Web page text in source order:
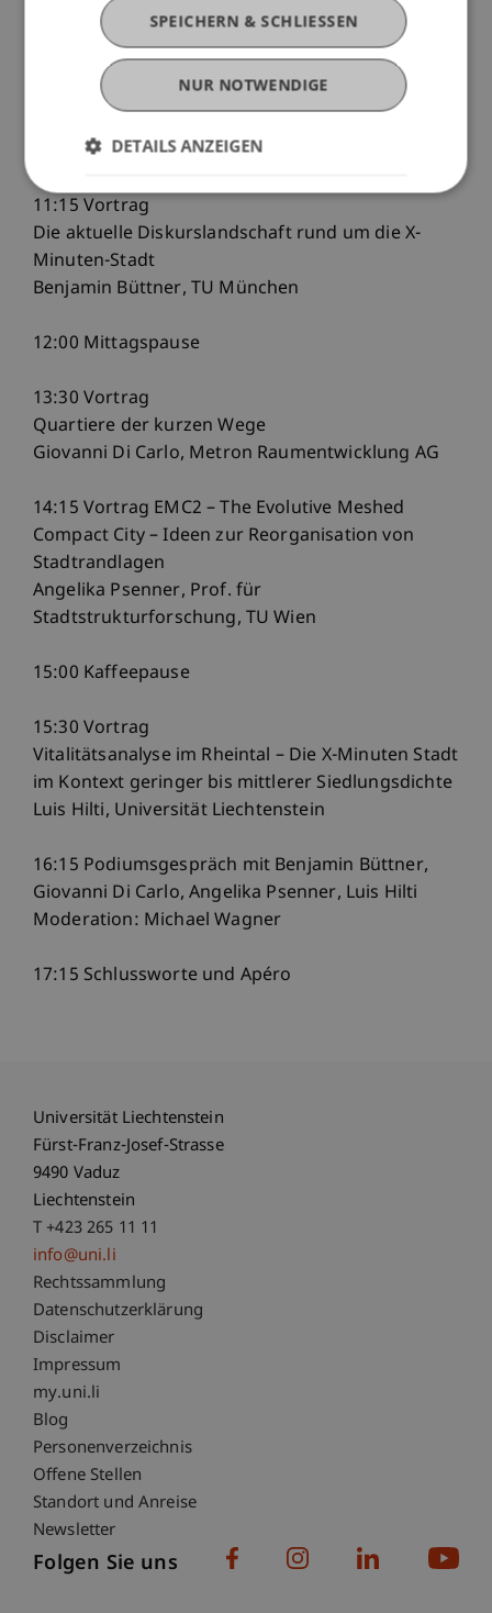
10:00 Keynote
Stadtentwicklung und Mobilität
Kees Christiaanse, ETH Zürich
10:45 Kaffeepause
11:15 Vortrag
Die aktuelle Diskurslandschaft rund um die X-
Minuten-Stadt
Benjamin Büttner, TU München
12:00 Mittagspause
13:30 Vortrag
Quartiere der kurzen Wege
Giovanni Di Carlo, Metron Raumentwicklung AG
14:15 Vortrag EMC2 – The Evolutive Meshed
Compact City – Ideen zur Reorganisation von
Stadtrandlagen
Angelika Psenner, Prof. für
Stadtstrukturforschung, TU Wien
15:00 Kaffeepause
15:30 Vortrag
Vitalitätsanalyse im Rheintal – Die X-Minuten Stadt
im Kontext geringer bis mittlerer Siedlungsdichte
Luis Hilti, Universität Liechtenstein
16:15 Podiumsgespräch mit Benjamin Büttner,
Giovanni Di Carlo, Angelika Psenner, Luis Hilti
Moderation: Michael Wagner
17:15 Schlussworte und Apéro
Universität Liechtenstein
Fürst-Franz-Josef-Strasse
9490 Vaduz
Liechtenstein
T +423 265 11 11
info@uni.li
Fußzeile Rechtliche Hinweise
Rechtssammlung
Datenschutzerklärung
Disclaimer
Impressum
Fußzeile Subdomain-Verzeichnis
my.uni.li
Blog
Personenverzeichnis
Offene Stellen
Standort und Anreise
Newsletter
Folgen Sie uns
SPEICHERN & SCHLIESSEN
NUR NOTWENDIGE
DETAILS ANZEIGEN